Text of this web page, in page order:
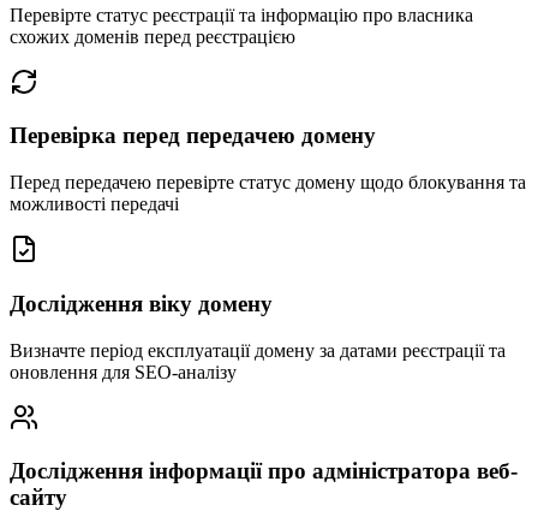
Перевірте статус реєстрації та інформацію про власника
схожих доменів перед реєстрацією
Перевірка перед передачею домену
Перед передачею перевірте статус домену щодо блокування та
можливості передачі
Дослідження віку домену
Визначте період експлуатації домену за датами реєстрації та
оновлення для SEO-аналізу
Дослідження інформації про адміністратора веб-
сайту